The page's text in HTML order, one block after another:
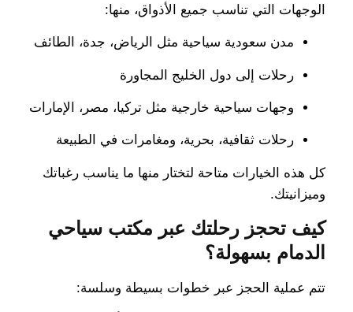
الوجهات التي تناسب جميع الأذواق، منها:
مدن سعودية سياحية مثل الرياض، جدة، الطائف
رحلات إلى دول الخليج المجاورة
وجهات سياحية خارجية مثل تركيا، مصر، الإمارات
رحلات ثقافية، بحرية، ومغامرات في الطبيعة
كل هذه الخيارات متاحة لتختار منها ما يناسب رغباتك
وميزانيتك.
كيف تحجز رحلتك عبر مكتب سياحي
الدمام بسهولة؟
تتم عملية الحجز عبر خطوات بسيطة وسلسة: